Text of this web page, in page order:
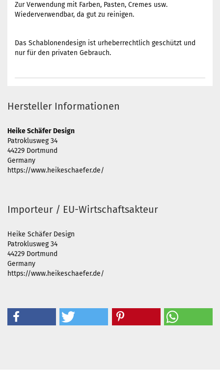
Zur Verwendung mit Farben, Pasten, Cremes usw.
Wiederverwendbar, da gut zu reinigen.
Das Schablonendesign ist urheberrechtlich geschützt und
nur für den privaten Gebrauch.
Hersteller Informationen
Heike Schäfer Design
Patroklusweg 34
44229 Dortmund
Germany
https://www.heikeschaefer.de/
Importeur / EU-Wirtschaftsakteur
Heike Schäfer Design
Patroklusweg 34
44229 Dortmund
Germany
https://www.heikeschaefer.de/